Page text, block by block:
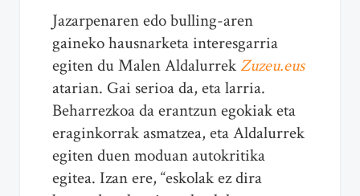
Jazarpenaren edo bulling-aren
gaineko hausnarketa interesgarria
egiten du Malen AldalurrekZuzeu.eus
atarian. Gai serioa da, eta larria.
Beharrezkoa da erantzun egokiak eta
eraginkorrak asmatzea, eta Aldalurrek
egiten duen moduan autokritika
egitea. Izan ere, “eskolak ez dira